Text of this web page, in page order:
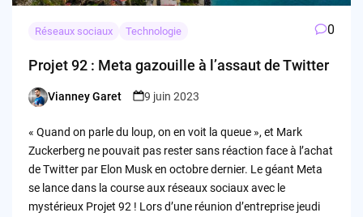
Réseaux sociaux Technologie 0
Projet 92 : Meta gazouille à l’assaut de Twitter
Posted
Vianney Garet 9 juin 2023
« Quand on parle du loup, on en voit la queue », et Mark
Zuckerberg ne pouvait pas rester sans réaction face à l’achat
de Twitter par Elon Musk en octobre dernier. Le géant Meta
se lance dans la course aux réseaux sociaux avec le
mystérieux Projet 92 ! Lors d’une réunion d’entreprise jeudi